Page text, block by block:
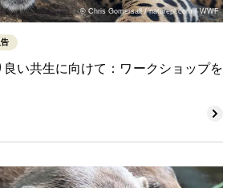
© Chris Gomersall / naturepl.com / WWF
い共生に向けて：ワークショップを